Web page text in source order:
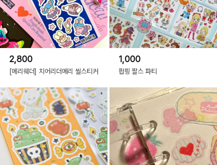
2,800
[메리웨더] 치어리더메리 씰스티커
1,000
팝핑 짤스 파티